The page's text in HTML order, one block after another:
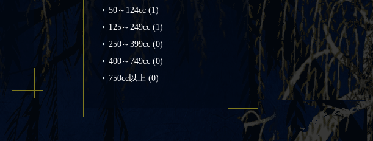
50～124cc (1)
125～249cc (1)
250～399cc (0)
400～749cc (0)
750cc以上 (0)